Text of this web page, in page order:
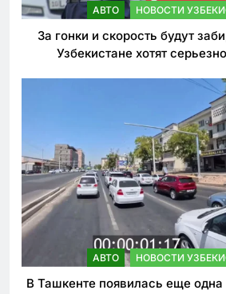
АВТО НОВОСТИ
За гонки и скорость будут
Узбекистане хотят
АВТО НОВОСТИ
В Ташкенте появилась еще одна